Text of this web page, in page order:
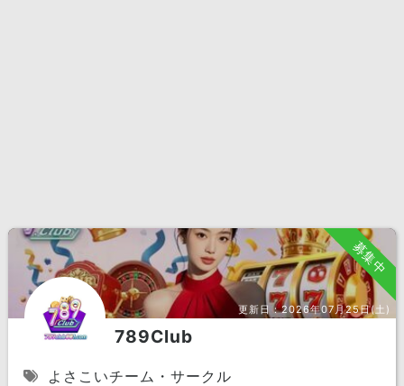
募集中
更新日：2026年07月25日(土)
789Club
よさこいチーム・サークル